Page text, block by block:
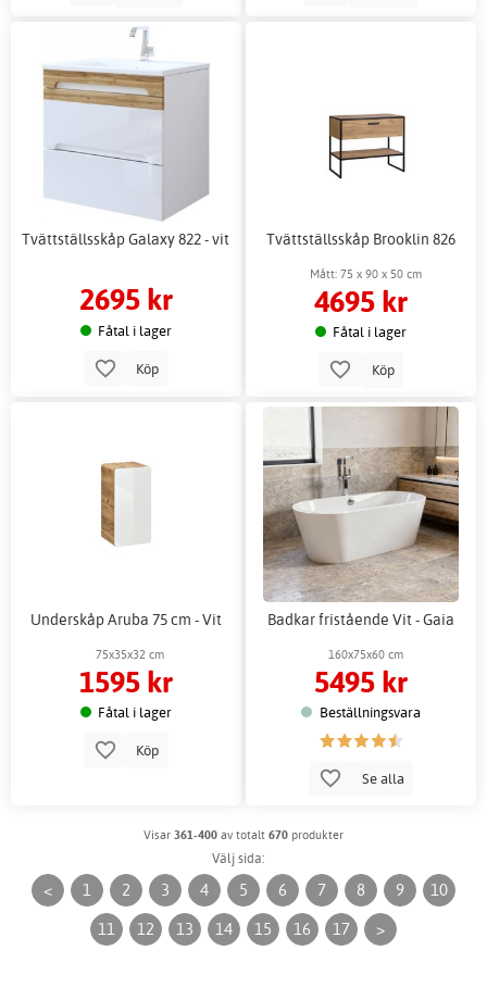
Tvättställsskåp Galaxy 822 - vit
2695 kr
Fåtal i lager
Köp
Tvättställsskåp Brooklin 826
Mått: 75 x 90 x 50 cm
4695 kr
Fåtal i lager
Köp
Underskåp Aruba 75 cm - Vit
75x35x32 cm
1595 kr
Fåtal i lager
Köp
Badkar fristående Vit - Gaia
160x75x60 cm
5495 kr
Beställningsvara
Se alla
Visar 361-400 av totalt 670 produkter
Välj sida:
< 1 2 3 4 5 6 7 8 9
10
11
12 13 14 15 16 17 >